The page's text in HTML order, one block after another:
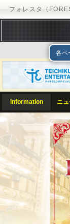
フォレスタ（
TOP PAGE
PROFILE
DISCOGRAPHY
SCHEDULE
FORM MAIL
Official Site
テイチクエン
information